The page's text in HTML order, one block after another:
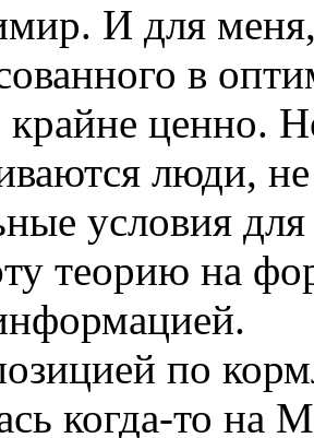
И для меня,
в
крайне ценно.
люди, не
условия
теорию на
по
когда-то на